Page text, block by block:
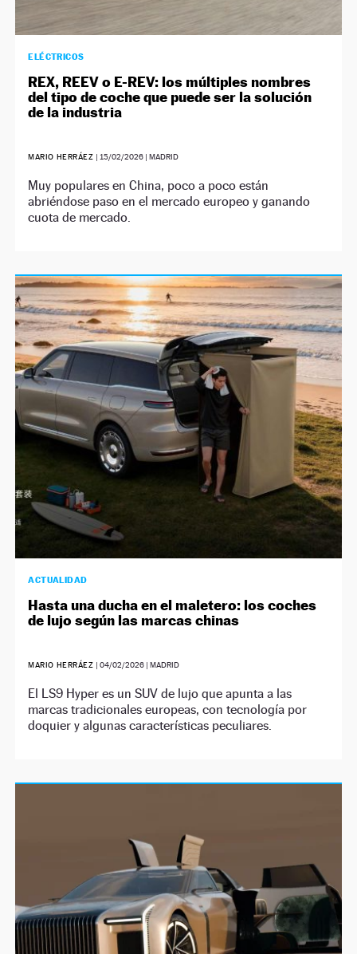
ELÉCTRICOS
REX, REEV o E-REV: los múltiples nombres
del tipo de coche que puede ser la solución
de la industria
MARIO HERRÁEZ | 15/02/2026| MADRID
Muy populares en China, poco a poco están
abriéndose paso en el mercado europeo y ganando
cuota de mercado.
ACTUALIDAD
Hasta una ducha en el maletero: los coches
de lujo según las marcas chinas
MARIO HERRÁEZ | 04/02/2026| MADRID
El LS9 Hyper es un SUV de lujo que apunta a las
marcas tradicionales europeas, con tecnología por
doquier y algunas características peculiares.